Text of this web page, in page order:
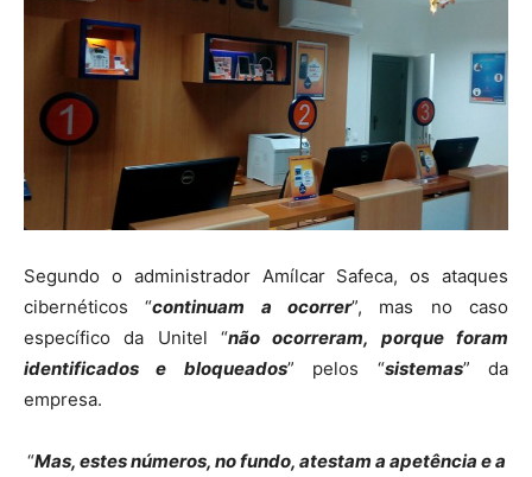
Segundo o administrador Amílcar Safeca, os ataques
cibernéticos “continuam a ocorrer”, mas no caso
específico da Unitel “não ocorreram, porque foram
identificados e bloqueados” pelos “sistemas” da
empresa.
“Mas, estes números, no fundo, atestam a apetência e a